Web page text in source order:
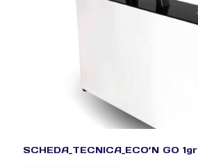
SCHEDA_TECNICA_ECO’N GO 1gr